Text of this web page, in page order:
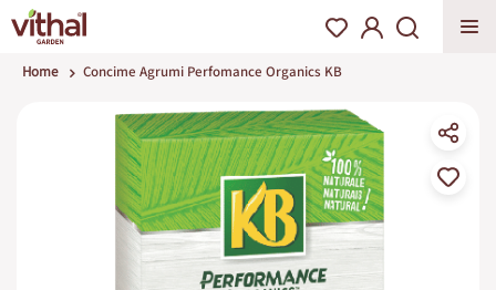
Home Concime Agrumi Perfomance Organics KB